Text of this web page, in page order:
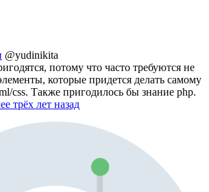
@yudinikita
потому что часто требуются не
которые придется делать самому
css. Также пригодилось бы знание php.
трёх лет назад